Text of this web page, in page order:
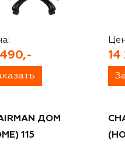
14
ДОМ
115